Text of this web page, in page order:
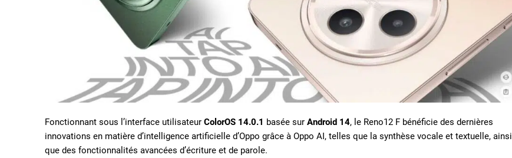
Fonctionnant sous l’interface utilisateur ColorOS 14.0.1 basée sur Android 14, le Reno12 F bénéficie des dernières
innovations en matière d’intelligence artificielle d’Oppo grâce à Oppo AI, telles que la synthèse vocale et textuelle, ainsi
que des fonctionnalités avancées d’écriture et de parole.